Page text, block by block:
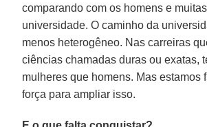
comparando com os homens e
universidade. O caminho da
menos heterogêneo. Nas carreiras
ciências chamadas duras ou exatas,
mulheres que homens. Mas estamos
força para ampliar isso.